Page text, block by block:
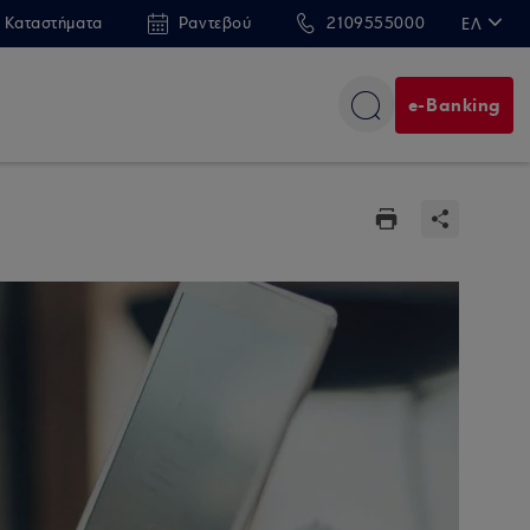
Καταστήματα Ραντεβού 2109555000 ΕΛ
e-Banking